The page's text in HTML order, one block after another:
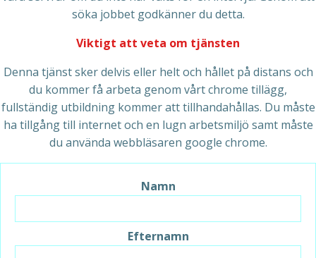
söka jobbet godkänner du detta.
Viktigt att veta om tjänsten
Denna tjänst sker delvis eller helt och hållet på distans och
du kommer få arbeta genom vårt chrome tillägg,
fullständig utbildning kommer att tillhandahållas. Du måste
ha tillgång till internet och en lugn arbetsmiljö samt måste
du använda webbläsaren google chrome.
Namn
Efternamn